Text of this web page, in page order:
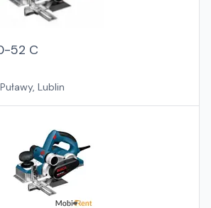
52 C
Lublin